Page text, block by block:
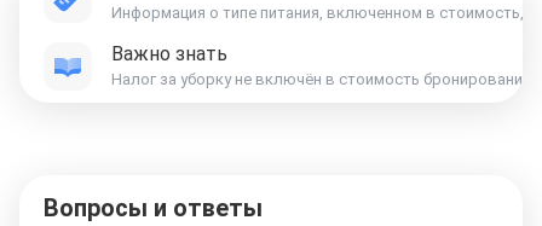
Информация о типе питания, включенном в стоимость,
Важно знать
Вопросы и ответы